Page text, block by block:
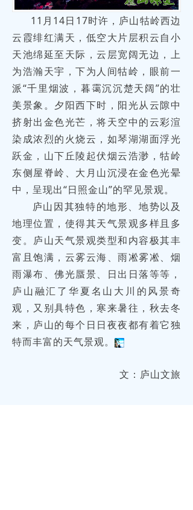
11月14日17时许，庐山牯岭西边
云霞绯红满天，低空大片层积云自小
天池绵延至天际，云层宽阔无边，上
为浩瀚天宇，下为人间牯岭，眼前一
派“千里烟波，暮霭沉沉楚天阔”的壮
美景象。夕阳西下时，阳光从云隙中
挤射出金色光芒，将天空中的云彩渲
染成浓烈的火烧云，如琴湖湖面浮光
跃金，山下丘陵起伏烟云浩渺，牯岭
东侧屋脊岭、大月山沉浸在金色光晕
中，呈现出“日照金山”的罕见景观。
庐山因其独特的地形、地势以及
地理位置，使得其天气景观多样且多
变。庐山天气景观类型和内容极其丰
富且饱满，云雾云海、雨凇雾凇、烟
雨瀑布、佛光蜃景、日出日落等等，
庐山融汇了华夏名山大川的风景奇
观，又别具特色，寒来暑往，秋去冬
来，庐山的每个日日夜夜都有着它独
特而丰富的天气景观。
文：庐山文旅